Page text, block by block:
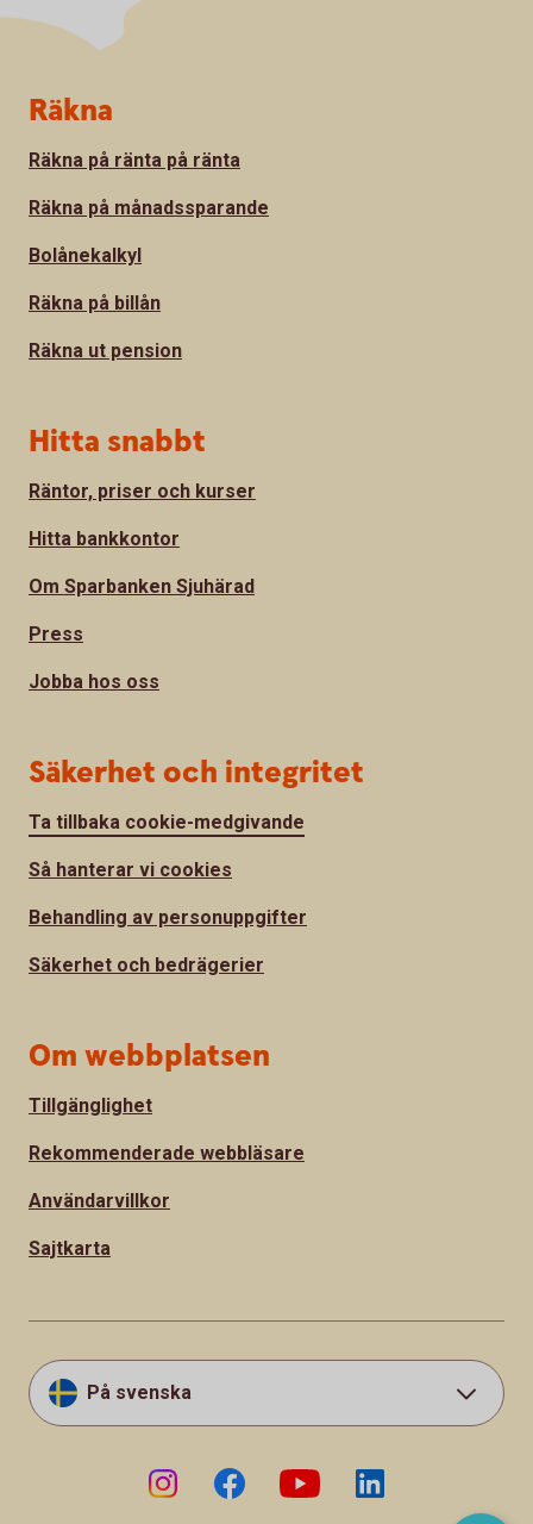
Sidfot
Räkna
Räkna på ränta på ränta
Räkna på månadssparande
Bolånekalkyl
Räkna på billån
Räkna ut pension
Hitta snabbt
Räntor, priser och kurser
Hitta bankkontor
Om Sparbanken Sjuhärad
Press
Jobba hos oss
Säkerhet och integritet
Ta tillbaka cookie-medgivande
Så hanterar vi cookies
Behandling av personuppgifter
Säkerhet och bedrägerier
Om webbplatsen
Tillgänglighet
Rekommenderade webbläsare
Användarvillkor
Sajtkarta
På svenska